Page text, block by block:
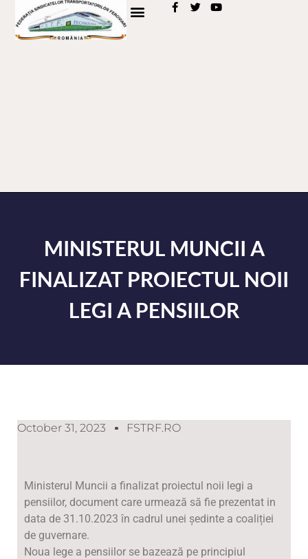
MINISTERUL MUNCII A
FINALIZAT PROIECTUL NOII
LEGI A PENSIILOR
October 31, 2023 FSTRF.RO
Ministerul Muncii a finalizat proiectul noii legi a
pensiilor, document care urmează să fie prezentat in
data de 31.10.2023 în cadrul unei ședinte a coaliției
de guvernare.
Noua lege a pensiilor se bazează pe principiul